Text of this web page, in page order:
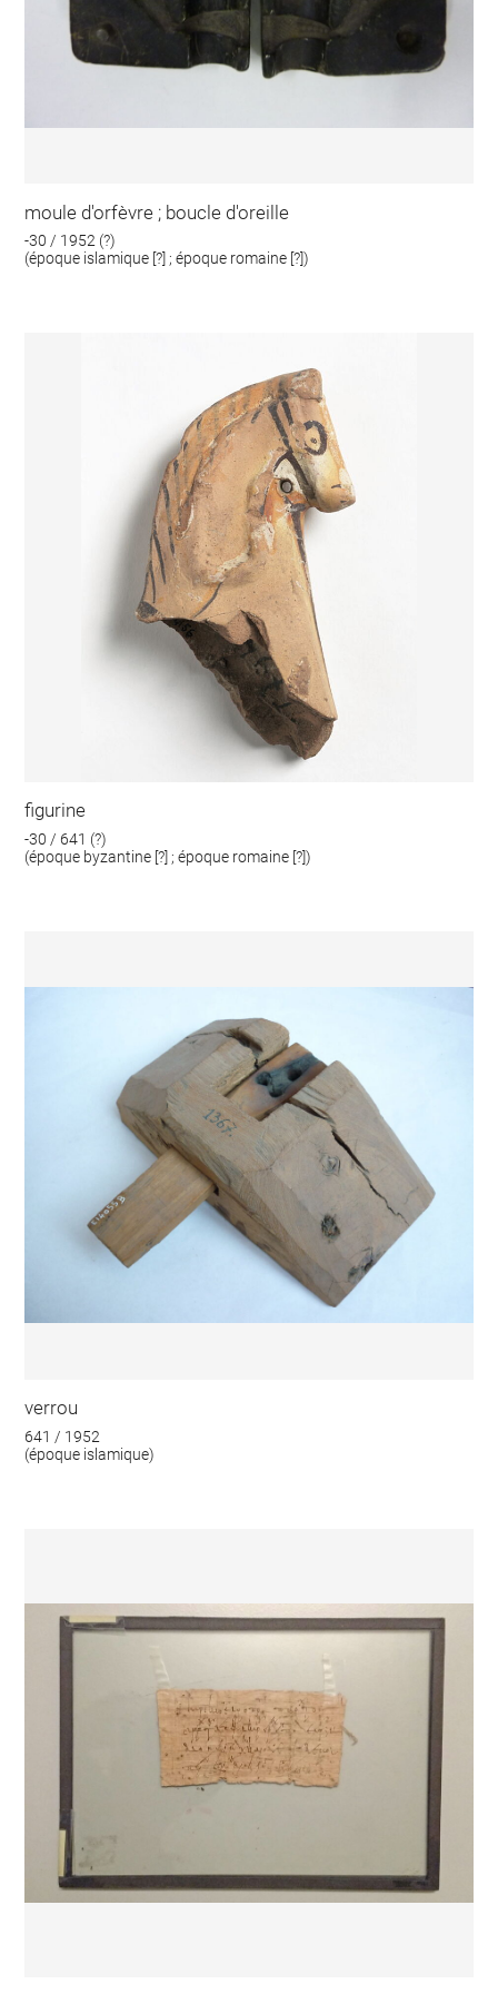
moule d'orfèvre ; boucle d'oreille
-30 / 1952 (?)
(époque islamique [?] ; époque romaine [?])
figurine
-30 / 641 (?)
(époque byzantine [?] ; époque romaine [?])
verrou
641 / 1952
(époque islamique)